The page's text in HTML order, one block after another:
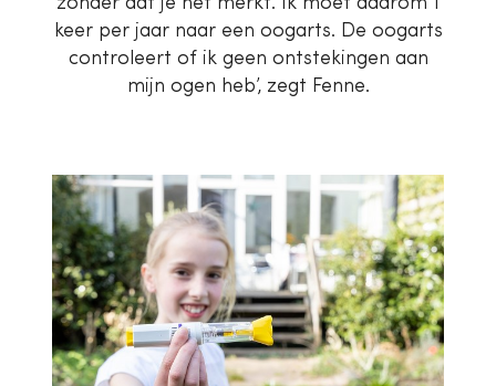
keer per jaar naar een oogarts. De oogarts
controleert of ik geen ontstekingen aan
mijn ogen heb’, zegt Fenne.